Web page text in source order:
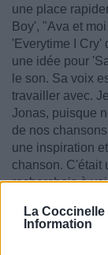
La Coccinelle
Information
une place
Boy', "Ava et
'Everytime I Cry'
une idée pour
le son. Sa voix
travailler avec.
Jonas, puisque
de nos
une inspiration
chanson. C'était
recherchais à
"It's such a
elements about